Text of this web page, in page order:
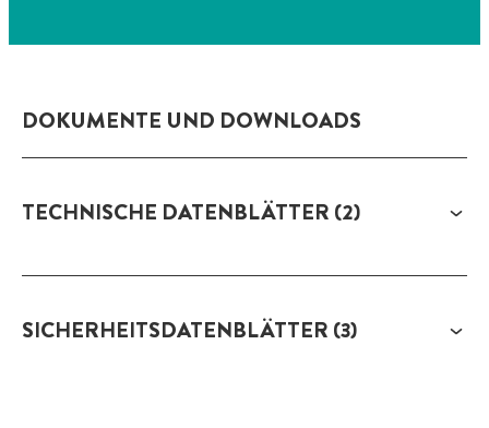
DOKUMENTE UND DOWNLOADS
TECHNISCHE DATENBLÄTTER (2)
SICHERHEITSDATENBLÄTTER (3)